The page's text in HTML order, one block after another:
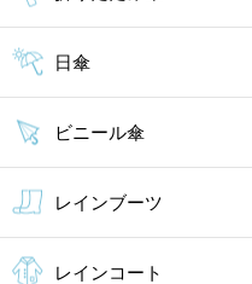
小３（１３０cm）の次女．．．
日傘
ビニール傘
レインブーツ
レインコート